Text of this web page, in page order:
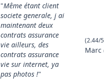
"Même étant client
societe generale, j ai
maintenant deux
contrats assurance
vie ailleurs, des
contrats assurance
vie sur internet, ya
pas photos !"
(2.44/
Marc